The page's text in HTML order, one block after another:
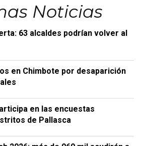
Noticias
63 alcaldes podrían volver al
en Chimbote por desaparición
en las encuestas
de Pallasca